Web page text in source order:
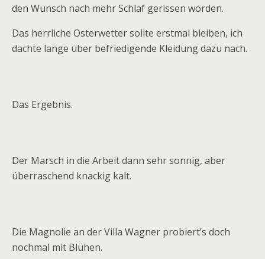
den Wunsch nach mehr Schlaf gerissen worden.
Das herrliche Osterwetter sollte erstmal bleiben, ich
dachte lange über befriedigende Kleidung dazu nach.
Das Ergebnis.
Der Marsch in die Arbeit dann sehr sonnig, aber
überraschend knackig kalt.
Die Magnolie an der Villa Wagner probiert’s doch
nochmal mit Blühen.